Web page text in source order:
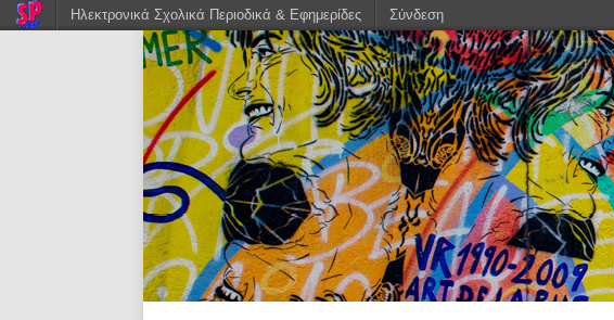
Ηλεκτρονικά Σχολικά Περιοδικά & Εφημερίδες Σύνδεση